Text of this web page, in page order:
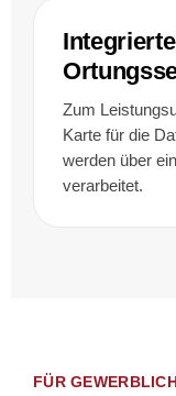
Zum
Karte für die
werden über
verarbeitet.
FÜR